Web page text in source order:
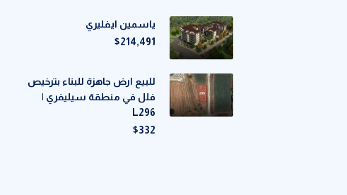
ياسمين ايفليري
$214,491
للبيع ارض جاهزة للبناء بترخيص
فلل في منطقة سيليفري |
L296
$332